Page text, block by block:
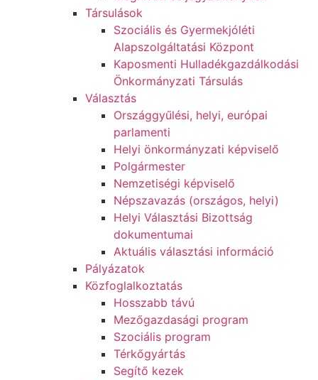
Társulások
Szociális és Gyermekjóléti
Alapszolgáltatási Központ
Kaposmenti Hulladékgazdálkodási
Önkormányzati Társulás
Választás
Országgyűlési, helyi, európai
parlamenti
Helyi önkormányzati képviselő
Polgármester
Nemzetiségi képviselő
Népszavazás (országos, helyi)
Helyi Választási Bizottság
dokumentumai
Aktuális választási információ
Pályázatok
Közfoglalkoztatás
Hosszabb távú
Mezőgazdasági program
Szociális program
Térkőgyártás
Segítő kezek